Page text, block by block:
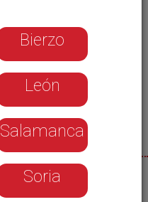
Bierzo
León
Salamanca
Soria